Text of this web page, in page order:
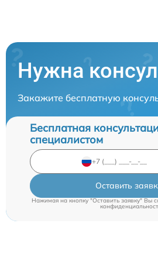
Нужна
Закажите бесплатную
Бесплатная
специалистом
Оставить
Нажимая на кнопку "Оставить заявку" Вы